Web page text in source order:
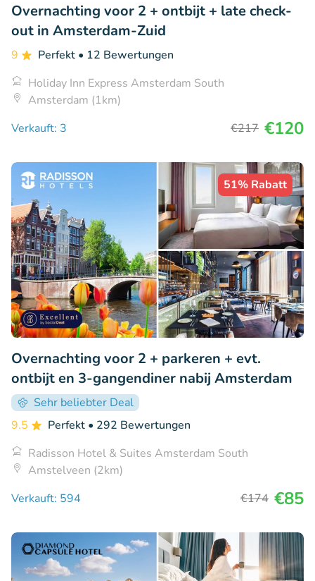
Overnachting voor 2 + ontbijt + late check-
out in Amsterdam-Zuid
9 Perfekt • 12 Bewertungen
Holiday Inn Express Amsterdam South
Amsterdam (1km)
Verkauft: 3
€217 €120
51% Rabatt
Overnachting voor 2 + parkeren + evt.
ontbijt en 3-gangendiner nabij Amsterdam
Sehr beliebter Deal
9.5
Perfekt • 292 Bewertungen
Radisson Hotel & Suites Amsterdam South
Amstelveen (2km)
Verkauft: 594
€174 €85